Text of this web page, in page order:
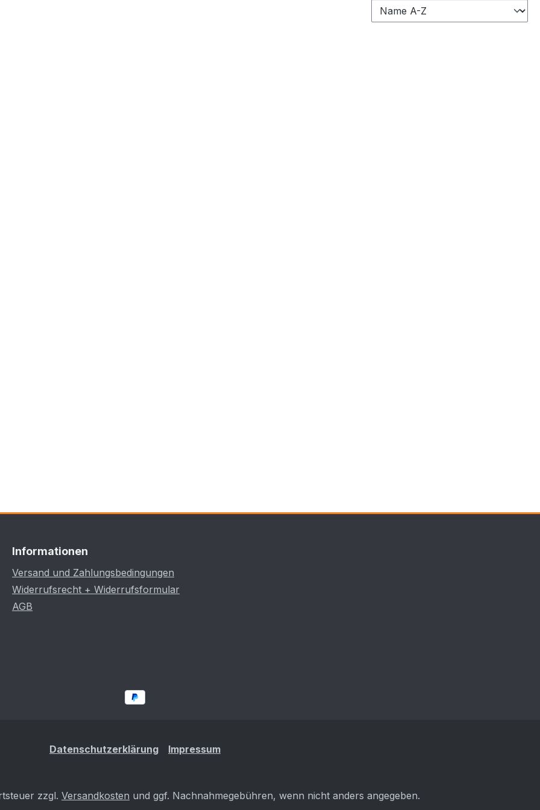
Informationen
Versand und Zahlungsbedingungen
Widerrufsrecht + Widerrufsformular
AGB
Datenschutzerklärung Impressum
zzgl. Versandkosten und ggf. Nachnahmegebühren, wenn nicht anders angegeben.